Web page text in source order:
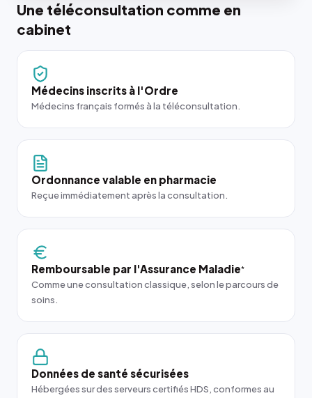
Une téléconsultation comme en
cabinet
Médecins inscrits à l'Ordre
Médecins français formés à la téléconsultation.
Ordonnance valable en pharmacie
Reçue immédiatement après la consultation.
Remboursable par l'Assurance Maladie*
Comme une consultation classique, selon le parcours de
soins.
Données de santé sécurisées
Hébergées sur des serveurs certifiés HDS, conformes au